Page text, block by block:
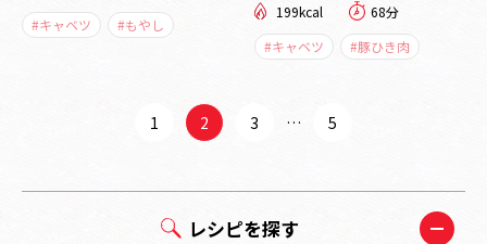
#キャベツ
#もやし
199kcal
68分
#キャベツ
#豚ひき肉
1 2 3 … 5
レシピを探す